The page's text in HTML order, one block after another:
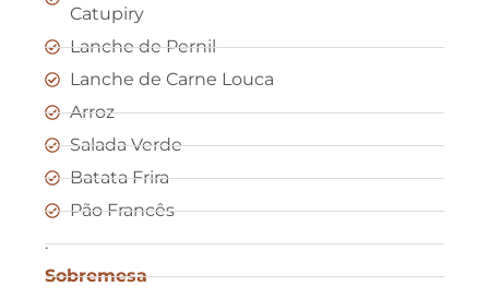
Catupiry
Lanche de Pernil
Lanche de Carne Louca
Arroz
Salada Verde
Batata Frira
Pão Francês
.
Sobremesa